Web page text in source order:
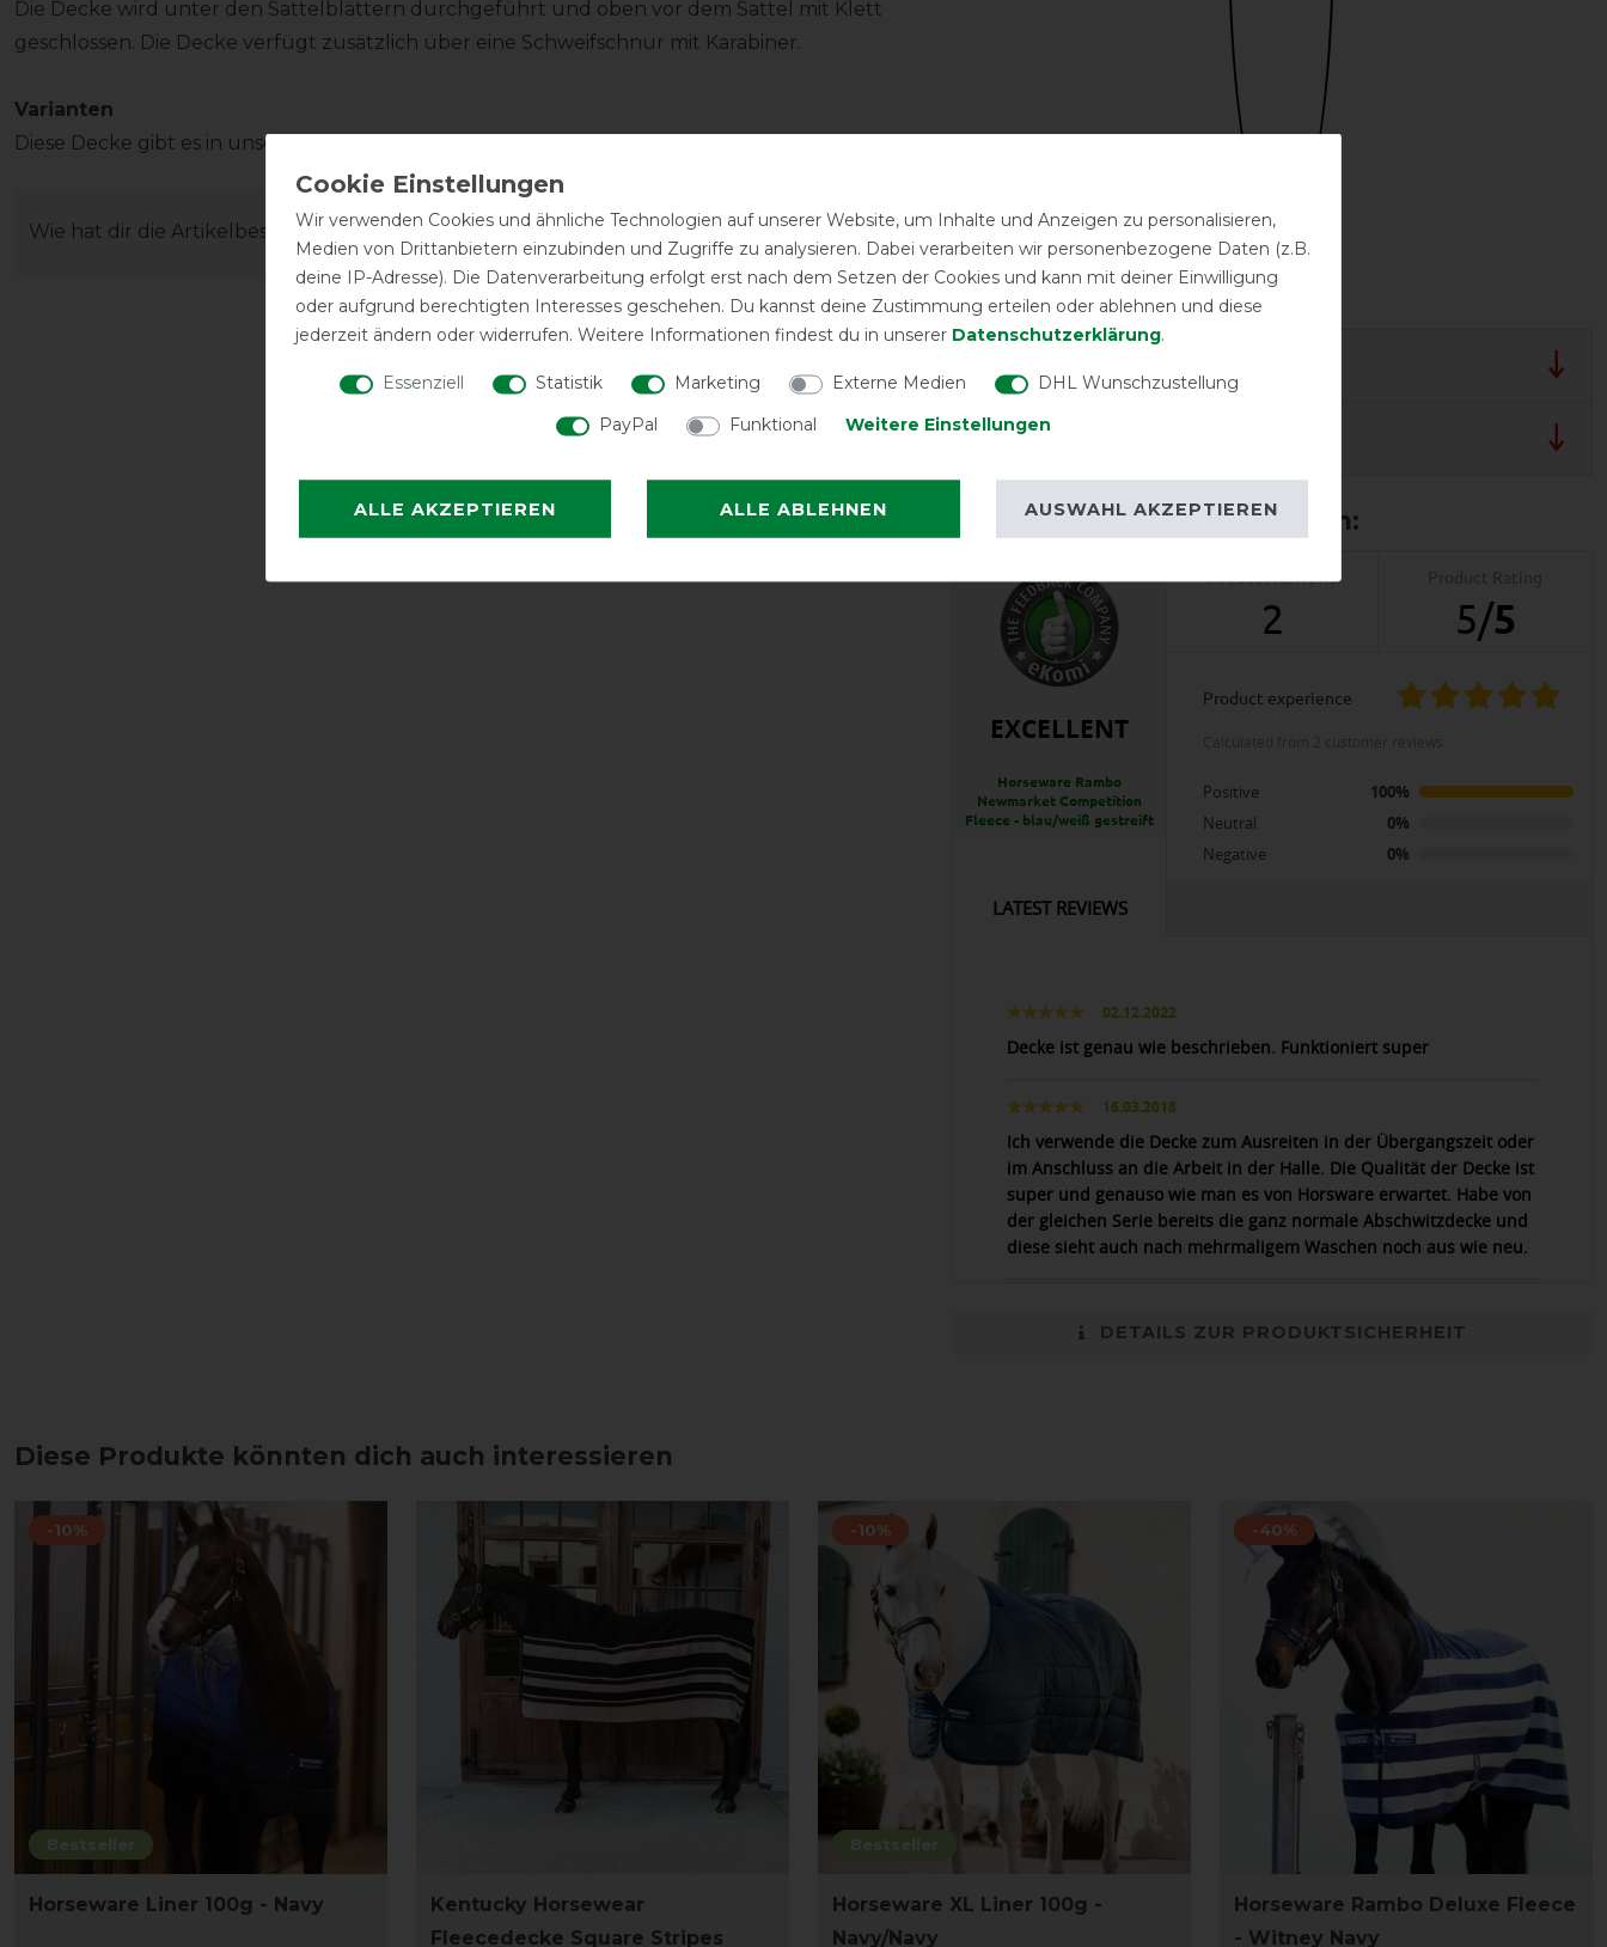
Die Decke wird unter den Sattelblättern durchgeführt und oben vor dem Sattel mit Klett
geschlossen. Die Decke verfügt zusätzlich über eine Schweifschnur mit Karabiner.
Varianten
Diese Decke gibt es in unserem Shop auch in verschiedenen Farben (siehe unten).
Wie hat dir die Artikelbeschreibung gefallen?
Bestickung
möglich
Wasch- und Pflegehinweis
EXCELLENT
Horseware Rambo
Newmarket Competition
Fleece - blau/weiß gestreift
Product Reviews
2 5/5
product experience
Positive
100%
Neutral
0%
Negative
0%
LATEST REVIEWS
02.12.2022
Decke ist genau wie beschrieben. Funktioniert super
16.03.2018
Ich verwende die Decke zum Ausreiten in der Übergangszeit oder
im Anschluss an die Arbeit in der Halle. Die Qualität der Decke ist
super und genauso wie man es von Horsware erwartet. Habe von
der gleichen Serie bereits die ganz normale Abschwitzdecke und
diese sieht auch nach mehrmaligem Waschen noch aus wie neu.
DETAILS ZUR PRODUKTSICHERHEIT
Diese Produkte könnten dich auch interessieren
Bestseller
-10%
Horseware Liner 100g - Navy
Kentucky Horsewear
Fleecedecke Square Stripes
Bestseller
-10%
Horseware XL Liner 100g -
Navy/Navy
-40%
Horseware Rambo Deluxe Fleece
- Witney Navy
Wir verwenden Cookies und ähnliche Technologien auf unserer Website, um Inhalte und Anzeigen zu personalisieren,
Medien von Drittanbietern einzubinden und Zugriffe zu analysieren. Dabei verarbeiten wir personenbezogene Daten (z.B.
deine IP-Adresse). Die Datenverarbeitung erfolgt erst nach dem Setzen der Cookies und kann mit deiner Einwilligung
oder aufgrund berechtigten Interesses geschehen. Du kannst deine Zustimmung erteilen oder ablehnen und diese
jederzeit ändern oder widerrufen. Weitere Informationen findest du in unserer Daten­schutz­erklärung.
Essenziell Statistik Marketing Externe Medien
DHL Wunschzustellung
PayPal
Funktional Weitere Einstellungen
ALLE AKZEPTIEREN ALLE ABLEHNEN AUSWAHL AKZEPTIEREN